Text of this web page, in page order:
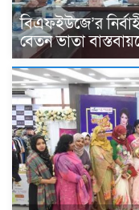
বিএফইউজে’র
বেতন ভাতা